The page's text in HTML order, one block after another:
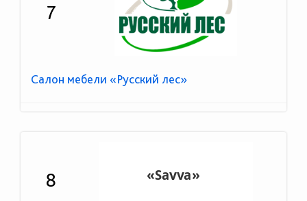
7
Салон мебели «Русский лес»
8